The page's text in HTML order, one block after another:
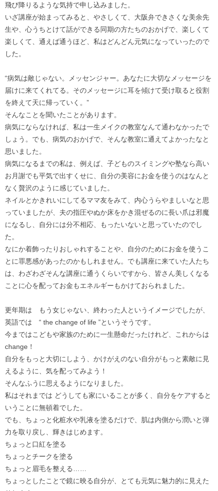
飛び降りるような気持で申し込みました。
いざ講座が始まってみると、やさしくて、大阪弁できさくな美余先
生や、心うちとけて話ができる同期の方たちのおかげで、楽しくて
楽しくて、通えば通うほど、私はどんどん元気になっていったので
した。
“病気は敵じゃない。メッセンジャー。あなたに大切なメッセージを
届けに来てくれてる。そのメッセージに耳を傾けて受け取ると役割
を終えて天に帰っていく。”
そんなことを聞いたことがあります。
病気にならなければ、私は一生メイクの教室なんて通わなかったで
しょう。でも、病気のおかげで、そんな教室に通えてよかったなと
思いました。
病気になるまでの私は、例えば、子どものスイミングや塾なら高い
お月謝でも平気で出すくせに、自分の美容にお金を使うのはなんと
なく贅沢のように感じていました。
ネイルとかきれいにしてるママ友をみて、内心うらやましいなと思
っていましたが、夫の指圧やぬか床をかき混ぜるのに長い爪は邪魔
になるし、自分には分不相応、もったいないと思っていたのでし
た。
なにか着飾ったりおしゃれすることや、自分のためにお金を使うこ
とに罪悪感があったのかもしれません。でも講座に来ていた人たち
は、わざわざそんな講座に通うくらいですから、皆さん美しくなる
ことに心を配ってお金もエネルギーもかけておられました。
更年期は もう女じゃない、終わった人というイメージでしたが、
英語では “ the change of life ”というそうです。
今まではこどもや家族のために一生懸命だったけれど、これからは
change！
自分をもっと大切にしよう、かけがえのない自分がもっと素敵に見
えるように、気を配ってみよう！
そんなふうに思えるようになりました。
私はそれまでは どうしても家にいることが多く、自分をケアすると
いうことに無頓着でした。
でも、ちょっと化粧水や乳液を塗るだけで、肌は内側から潤いと弾
力を取り戻し、輝きはじめます。
ちょっと口紅を塗る
ちょっとチークを塗る
ちょっと眉毛を整える……
ちょっとしたことで鏡に映る自分が、とても元気に魅力的に見えた